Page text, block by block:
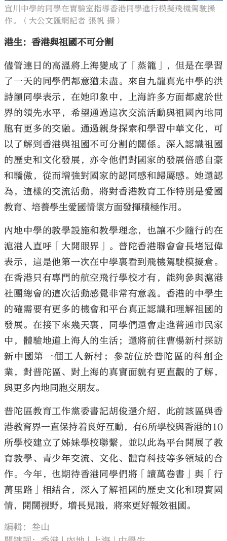
宜川中學的同學在實驗室指導香港同學進行模擬飛機駕駛操
作。（大公文匯網記者 張帆 攝）
港生：香港與祖國不可分割
儘管連日的高溫將上海變成了「蒸籠」，但是在學習
了一天的同學們都意猶未盡。來自九龍真光中學的洪
詩韻同學表示，在她印象中，上海許多方面都處於世
界的領先水平，希望通過這次交流活動與祖國內地同
胞有更多的交融。通過親身探索和學習中華文化，可
以了解到香港與祖國不可分割的關係。深入認識祖國
的歷史和文化發展，亦令他們對國家的發展倍感自豪
和驕傲，從而增強對國家的認同感和歸屬感。她還認
為，這樣的交流活動，將對香港教育工作特別是愛國
教育、培養學生愛國情懷方面發揮積極作用。
內地中學的教學設施和教學理念，也讓不少隨行的在
滬港人直呼「大開眼界」。普陀香港聯會會長堵冠偉
表示，這是他第一次在中學裏看到飛機駕駛模擬倉。
在香港只有專門的航空飛行學校才有，能夠參與滬港
社團總會的這次活動感覺非常有意義。香港的中學生
的確需要有更多的機會和平台真正認識和理解祖國的
發展。在接下來幾天裏，同學們還會走進普通市民家
中，體驗地道上海人的生活；還將前往曹楊新村探訪
新中國第一個工人新村；參訪位於普陀區的科創企
業，對普陀區、對上海的真實面貌有更直觀的了解，
與更多內地同胞交朋友。
普陀區教育工作黨委書記胡俊還介紹，此前該區與香
港教育界一直保持着良好互動，有6所學校與香港的10
所學校建立了姊妹學校聯繫，並以此為平台開展了教
育教學、青少年交流、文化、體育科技等多領域的合
作。今年，也期待香港同學們將「讀萬卷書」與「行
萬里路」相結合，深入了解祖國的歷史文化和現實國
情，開闊視野，增長見識，將來更好報效祖國。
編輯：叁山